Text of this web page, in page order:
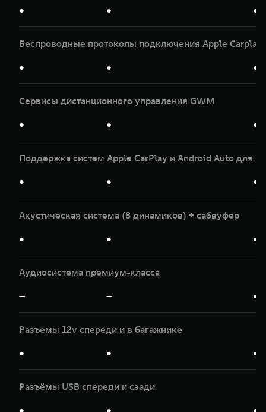
● ● ●
Беспроводные протоколы подключения Apple Carplay
● ● ●
Сервисы дистанционного управления GWM
● ● ●
Поддержка систем Apple CarPlay и Android Auto для
● ● ●
Акустическая система (8 динамиков) + сабвуфер
● ● ●
Аудиосистема премиум-класса
— — ●
Разъемы 12v спереди и в багажнике
● ● ●
Разъёмы USB спереди и сзади